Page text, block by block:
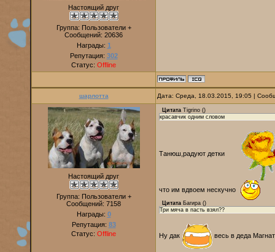
Настоящий друг
Группа: Пользователи +
Сообщений: 20636
Награды: 1
Репутация: 302
Статус: Offline
шарлотта Дата: Среда, 18.03.2015, 19:05 |
Настоящий друг
Группа: Пользователи +
Сообщений: 7158
Награды: 0
Репутация: 83
Статус: Offline
Цитата Tigrino ()
красавчик одним словом
Танюш,радуют детки
что им вдвоем нескучно
Цитата Багира ()
Три мяча в пасть взял??
Ну дак весь в деда